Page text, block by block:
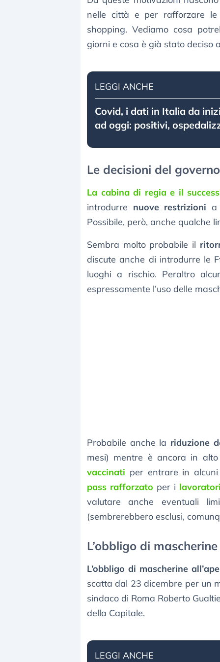
nelle città e per rafforzare
shopping. Vediamo cosa
giorni e cosa è già stato deciso
LEGGI ANCHE
Covid, i dati in Italia da
ad oggi: positivi,
Le decisioni del
La cabina di regia e il
introdurre nuove restrizioni a
Possibile, però, anche qualche
Sembra molto probabile il
discute anche di introdurre le
luoghi a rischio. Peraltro
espressamente l’uso delle
Probabile anche la riduzione
mesi) mentre è ancora in alto
vaccinati per entrare in
pass rafforzato per i
valutare anche eventuali
(sembrerebbero esclusi,
L’obbligo di
L’obbligo di mascherine
scatta dal 23 dicembre per un
sindaco di Roma Roberto
della Capitale.
LEGGI ANCHE